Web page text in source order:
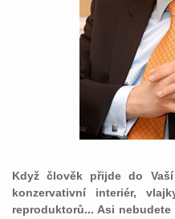
Když člověk přijde do
konzervativní interiér,
reproduktorů... Asi